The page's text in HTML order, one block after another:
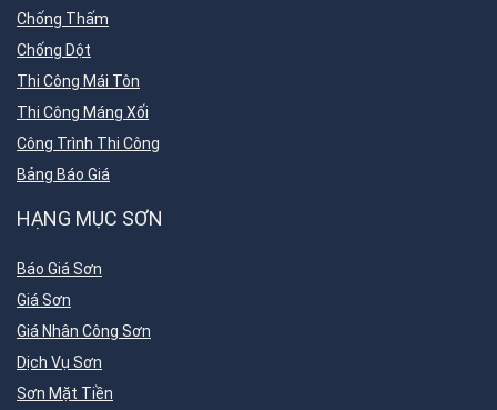
Chống Thấm
Chống Dột
Thi Công Mái Tôn
Thi Công Máng Xối
Công Trình Thi Công
Bảng Báo Giá
HẠNG MỤC SƠN
Báo Giá Sơn
Giá Sơn
Giá Nhân Công Sơn
Dịch Vụ Sơn
Sơn Mặt Tiền